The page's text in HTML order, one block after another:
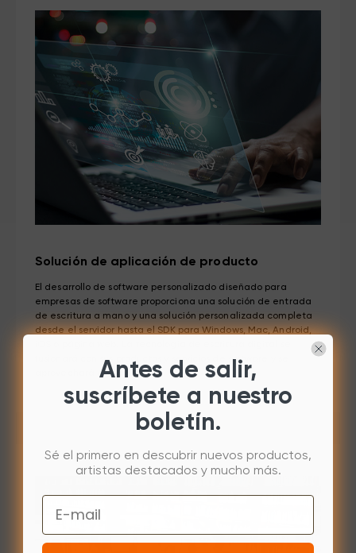
Solución de aplicación de producto
El desarrollo de software personalizado diseñado para
empresas de software proporciona una solución de entrada
de escritura a mano y una solución personalizada completa
desde el servidor hasta el SDK para Windows, Mac, Android,
fusionará con sus productos y servicios de software y se
aprovechará al máximo.Antes de salir,
suscríbete a nuestro
boletín.
Sé el primero en descubrir nuevos productos,
artistas destacados y mucho más.
Email